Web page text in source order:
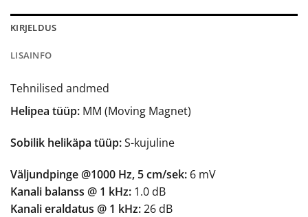
KIRJELDUS
LISAINFO
Tehnilised andmed
Helipea tüüp: MM (Moving Magnet)
Sobilik helikäpa tüüp:S-kujuline
Väljundpinge @1000 Hz, 5 cm/sek: 6 mV
Kanali balanss @ 1 kHz: 1.0 dB
Kanali eraldatus @ 1 kHz:26 dB